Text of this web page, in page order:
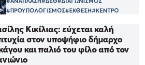
#ΠΡΟΥΠΟΛΟΓΙΣΜΟΣ#ΕΚΘΕΣΗ#ΚΕΝΤΡΟ
Κικίλιας: εύχεται καλή
στον υποψήφιο δήμαρχο
και παλιό του φίλο από τον